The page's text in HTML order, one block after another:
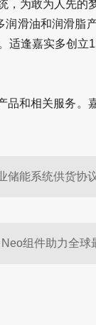
为敢为人先的
滑油和润滑脂
适逢嘉实多创立
和相关服务。
储能系统供货协